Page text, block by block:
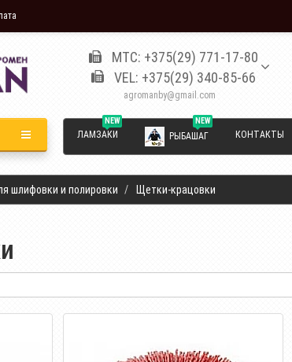
МТС: +375(29) 771-17-80
VEL: +375(29) 340-85-66
agromanby@gmail.com
NEW
ЛАМЗАКИ
NEW
РЫБАШАГ КОНТАКТЫ
шлифовки и полировки Щетки-крацовки